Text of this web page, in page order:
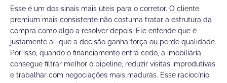
Esse é um dos sinais mais úteis para o corretor. O cliente
premium mais consistente não costuma tratar a estrutura da
compra como algo a resolver depois. Ele entende que é
justamente ali que a decisão ganha força ou perde qualidade.
Por isso, quando o financiamento entra cedo, a imobiliária
consegue filtrar melhor o pipeline, reduzir visitas improdutivas
e trabalhar com negociações mais maduras. Esse raciocínio